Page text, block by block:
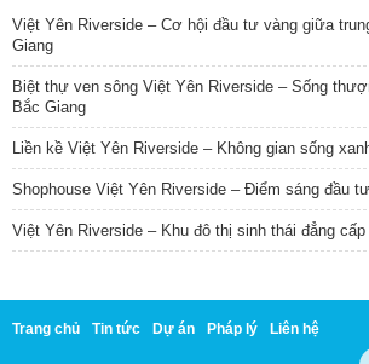
Việt Yên Riverside – Cơ hội đầu tư vàng giữa
Giang
Biệt thự ven sông Việt Yên Riverside – Sống
Bắc Giang
Liền kề Việt Yên Riverside – Không gian sống
Shophouse Việt Yên Riverside – Điểm sáng đầu
Việt Yên Riverside – Khu đô thị sinh thái đẳng
Trang chủ Tin tức Dự án Pháp lý Liên hệ